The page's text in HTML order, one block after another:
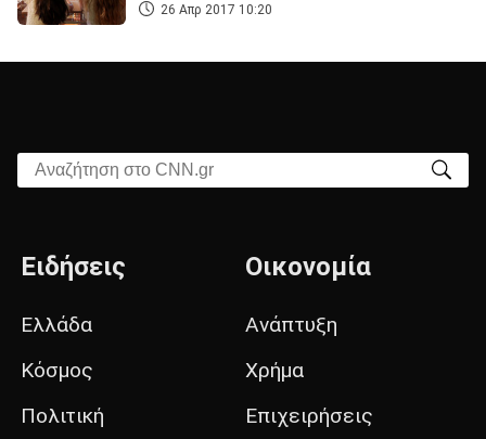
26 Απρ 2017 10:20
Αναζήτηση στο CNN.gr
Ειδήσεις
Ελλάδα
Κόσμος
Πολιτική
Οικονομία
Ανάπτυξη
Χρήμα
Επιχειρήσεις